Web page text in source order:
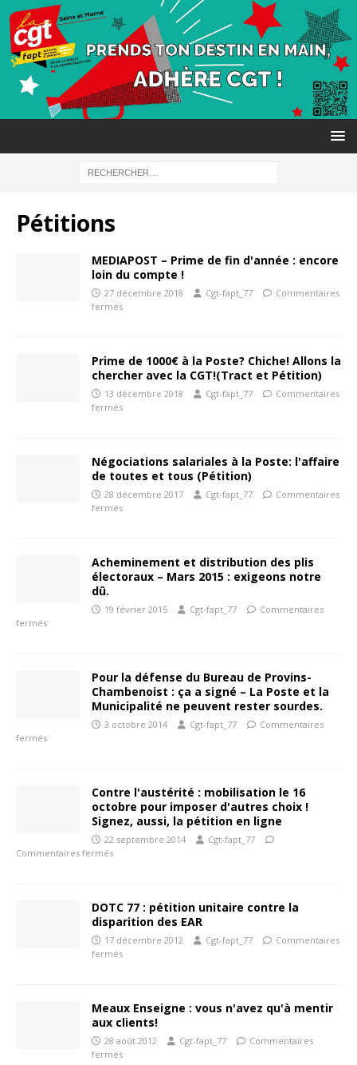
Pétitions
MEDIAPOST – Prime de fin d'année : encore
loin du compte !
27 décembre 2018 Cgt-fapt_77
Commentaires
fermés
Prime de 1000€ à la Poste? Chiche! Allons la
chercher avec la CGT!(Tract et Pétition)
13 décembre 2018 Cgt-fapt_77
Commentaires
fermés
Négociations salariales à la Poste: l'affaire
de toutes et tous (Pétition)
28 décembre 2017 Cgt-fapt_77
Commentaires
fermés
Acheminement et distribution des plis
électoraux – Mars 2015 : exigeons notre
dû.
19 février 2015 Cgt-fapt_77
Commentaires
fermés
Pour la défense du Bureau de Provins-
Chambenoist : ça a signé – La Poste et la
Municipalité ne peuvent rester sourdes.
3 octobre 2014 Cgt-fapt_77
Commentaires
fermés
Contre l'austérité : mobilisation le 16
octobre pour imposer d'autres choix !
Signez, aussi, la pétition en ligne
22 septembre 2014
Cgt-fapt_77
Commentaires fermés
DOTC 77 : pétition unitaire contre la
disparition des EAR
17 décembre 2012 Cgt-fapt_77
Commentaires
fermés
Meaux Enseigne : vous n'avez qu'à mentir
aux clients!
28 août 2012 Cgt-fapt_77
Commentaires
fermés